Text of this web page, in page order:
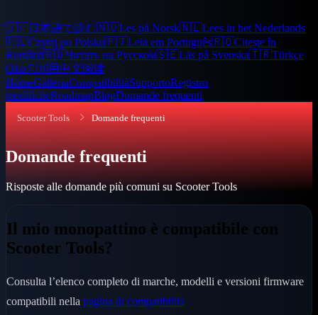
🇯🇵日本語で読む🇳🇴Les på Norsk🇳🇱Lees in het Nederlands
🇵🇱Czytaj po Polsku🇵🇹Leia em Português🇷🇴Citește în
Română🇷🇺Читать на Русском🇸🇪Läs på Svenska🇹🇷Türkçe
Oku🇨🇳用中文阅读
HomeGalleriaCompatibilitàSupportoRegistro
modificheRoadmapBlogDomande frequenti
Scooter Tools Domande frequenti
Domande frequenti
Risposte alle domande più comuni su Scooter Tools
Il mio monopattino è compatibile con
Scooter Tools?
Consulta l’elenco completo di marche, modelli e versioni firmware
compatibili nella pagina di compatibilità